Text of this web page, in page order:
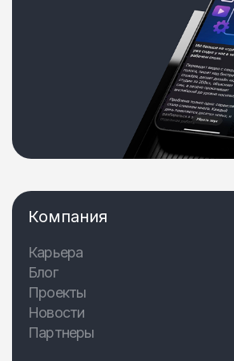
Компания
Карьера
Блог
Проекты
Новости
Партнеры